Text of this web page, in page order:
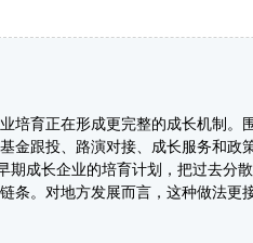
育正在形成更完整的成长机制。
金跟投、路演对接、成长服务和政
期成长企业的培育计划，把过去分
。对地方发展而言，这种做法更